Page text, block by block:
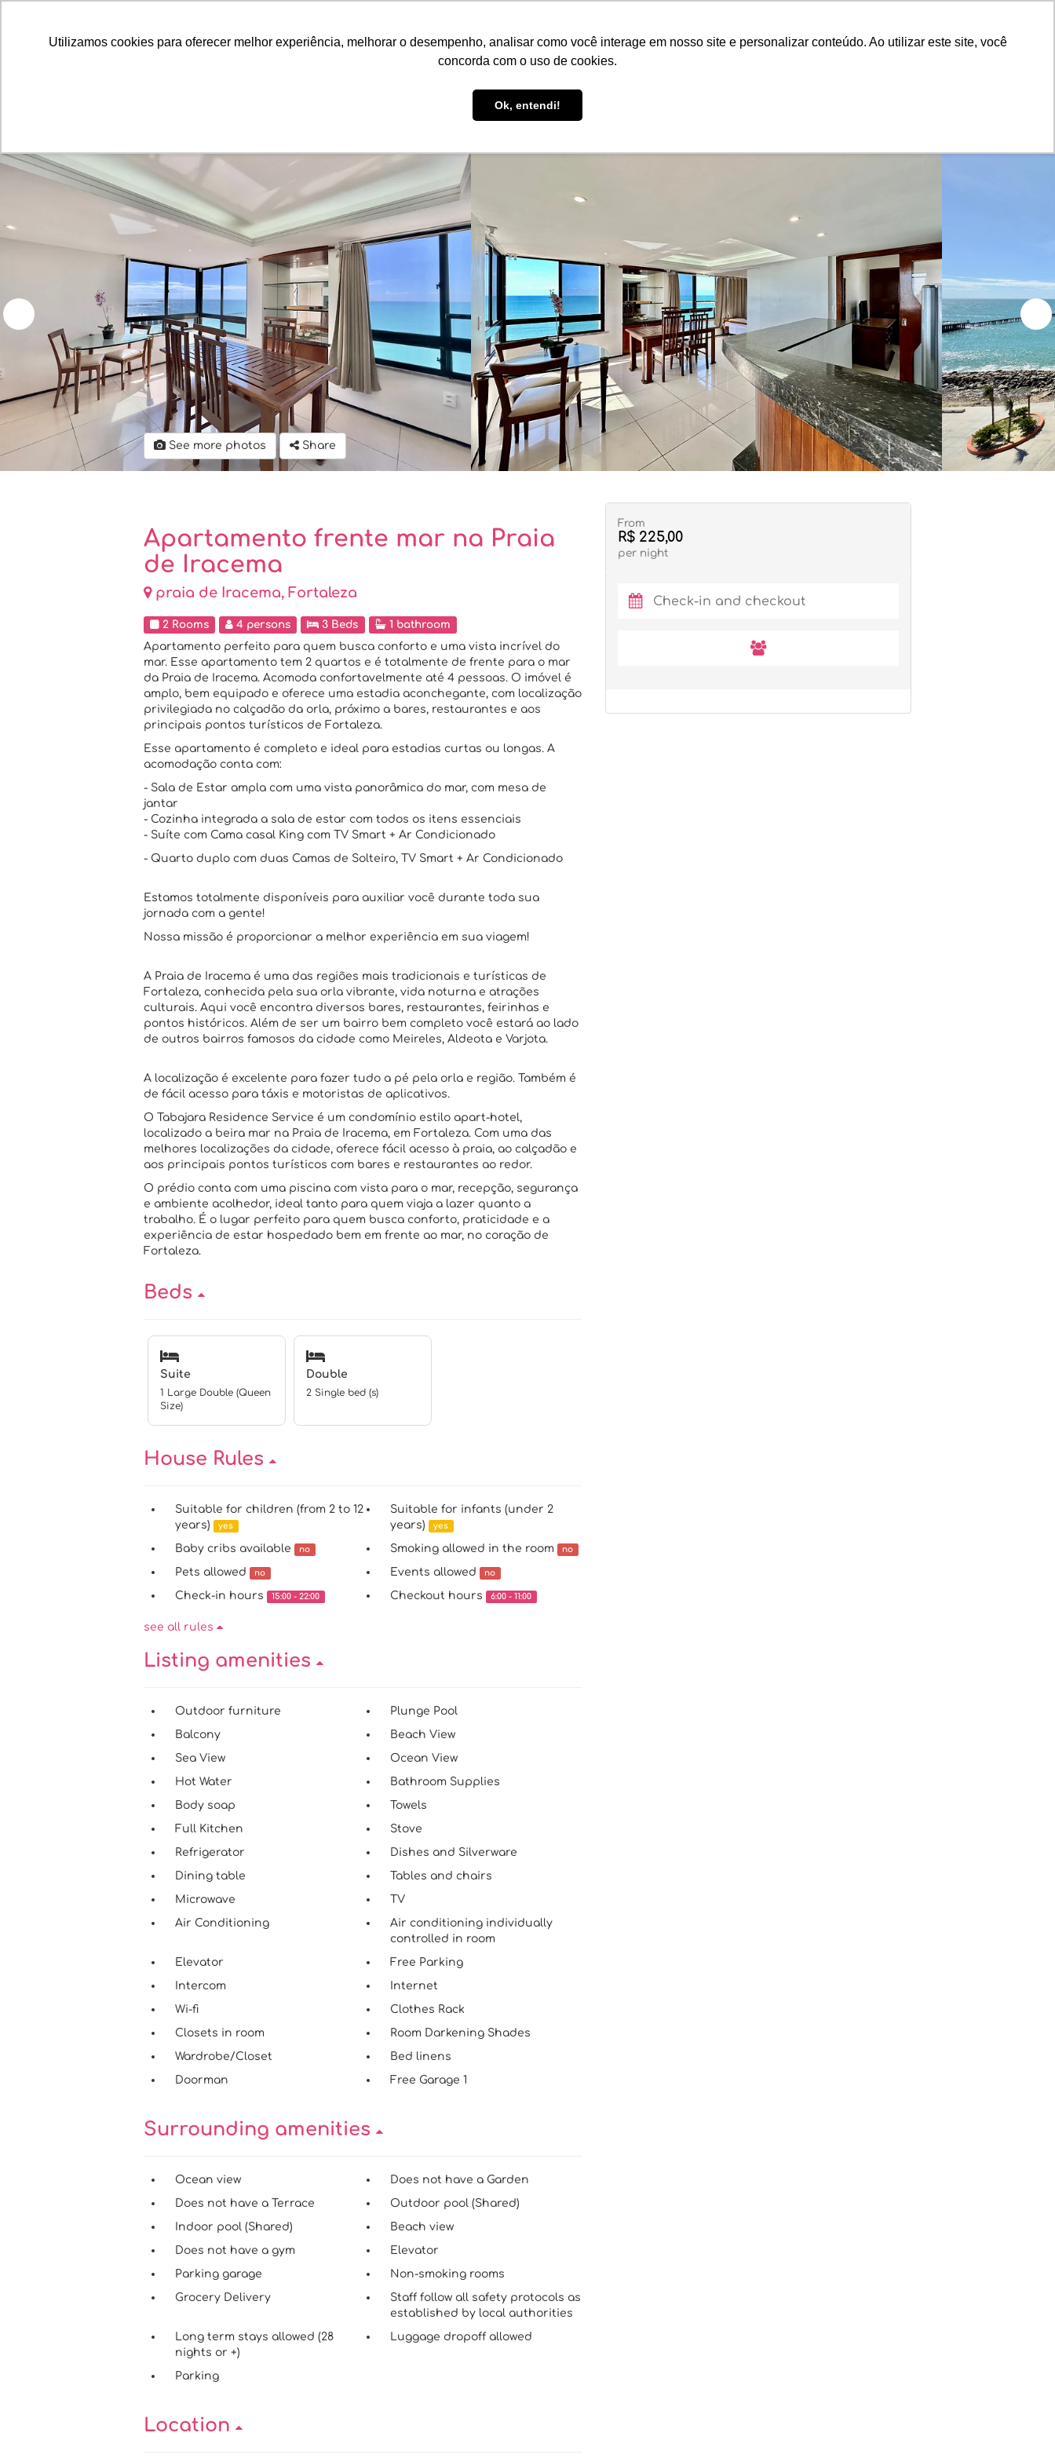
Utilizamos cookies para oferecer melhor experiência, melhorar o desempenho, analisar como você interage em nosso site e personalizar conteúdo. Ao utilizar este site, você
concorda com o uso de cookies.
Ok, entendi!
List your property! Be Guide
See more photos Share
Apartamento frente mar na Praia
de Iracema
praia de Iracema, Fortaleza
2 Rooms 4 persons 3 Beds
1 bathroom
Apartamento perfeito para quem busca conforto e uma vista incrível do
mar. Esse apartamento tem 2 quartos e é totalmente de frente para o mar
da Praia de Iracema. Acomoda confortavelmente até 4 pessoas. O imóvel é
amplo, bem equipado e oferece uma estadia aconchegante, com localização
privilegiada no calçadão da orla, próximo a bares, restaurantes e aos
principais pontos turísticos de Fortaleza.
Esse apartamento é completo e ideal para estadias curtas ou longas. A
acomodação conta com:
- Sala de Estar ampla com uma vista panorâmica do mar, com mesa de
jantar
- Cozinha integrada a sala de estar com todos os itens essenciais
- Suíte com Cama casal King com TV Smart + Ar Condicionado
- Quarto duplo com duas Camas de Solteiro, TV Smart + Ar Condicionado
Estamos totalmente disponíveis para auxiliar você durante toda sua
jornada com a gente!
Nossa missão é proporcionar a melhor experiência em sua viagem!
A Praia de Iracema é uma das regiões mais tradicionais e turísticas de
Fortaleza, conhecida pela sua orla vibrante, vida noturna e atrações
culturais. Aqui você encontra diversos bares, restaurantes, feirinhas e
pontos históricos. Além de ser um bairro bem completo você estará ao lado
de outros bairros famosos da cidade como Meireles, Aldeota e Varjota.
A localização é excelente para fazer tudo a pé pela orla e região. Também é
de fácil acesso para táxis e motoristas de aplicativos.
O Tabajara Residence Service é um condomínio estilo apart-hotel,
localizado a beira mar na Praia de Iracema, em Fortaleza. Com uma das
melhores localizações da cidade, oferece fácil acesso à praia, ao calçadão e
aos principais pontos turísticos com bares e restaurantes ao redor.
O prédio conta com uma piscina com vista para o mar, recepção, segurança
e ambiente acolhedor, ideal tanto para quem viaja a lazer quanto a
trabalho. É o lugar perfeito para quem busca conforto, praticidade e a
experiência de estar hospedado bem em frente ao mar, no coração de
Fortaleza.
Beds
Suite
1 Large Double (Queen
Size)
Double
2 Single bed (s)
House Rules
Suitable for children (from 2 to 12
years)
yes
Suitable for infants (under 2
years)
yes
Baby cribs available no Smoking allowed in the room no
Pets allowed no Events allowed no
Check-in hours 15:00 - 22:00 Checkout hours 6:00 - 11:00
see all rules
Listing amenities
Outdoor furniture
Plunge Pool
Balcony
Beach View
Sea View
Ocean View
Hot Water
Bathroom Supplies
Body soap
Towels
Full Kitchen
Stove
Refrigerator
Dishes and Silverware
Dining table
Tables and chairs
Microwave
TV
Air Conditioning
Air conditioning individually
controlled in room
Elevator
Free Parking
Intercom
Internet
Wi-fi
Clothes Rack
Closets in room
Room Darkening Shades
Wardrobe/Closet
Bed linens
Doorman
Free Garage 1
Surrounding amenities
Ocean view
Does not have a Garden
Does not have a Terrace
Outdoor pool (Shared)
Indoor pool (Shared)
Beach view
Does not have a gym
Elevator
Parking garage
Non-smoking rooms
Grocery Delivery
Staff follow all safety protocols as
established by local authorities
Long term stays allowed (28
nights or +)
Luggage dropoff allowed
Parking
Location
From
R$ 225,00
per night